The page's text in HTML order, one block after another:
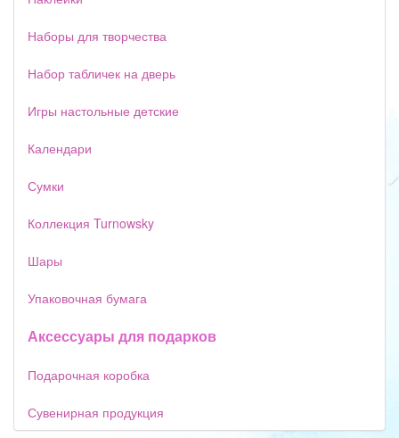
Наборы для творчества
Набор табличек на дверь
Игры настольные детские
Календари
Сумки
Коллекция Turnowsky
Шары
Упаковочная бумага
Аксессуары для подарков
Подарочная коробка
Сувенирная продукция